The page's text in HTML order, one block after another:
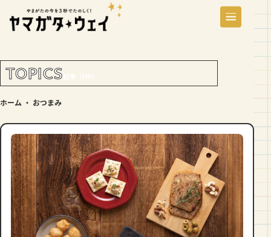
TOPICS 記事（1件）
ホーム ・ おつまみ